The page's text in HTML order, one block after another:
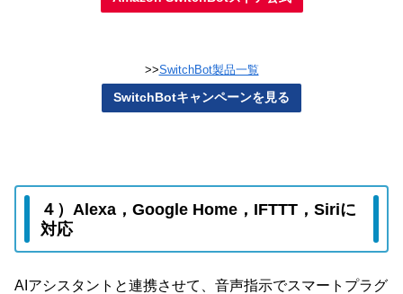
>>SwitchBot製品一覧
SwitchBotキャンペーンを見る
４）Alexa，Google Home，IFTTT，Siriに
対応
AIアシスタントと連携させて、音声指示でスマートプラグ